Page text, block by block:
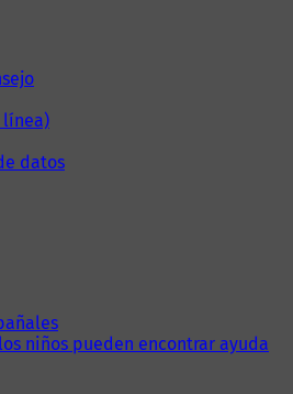
línea)
datos
niños pueden encontrar ayuda